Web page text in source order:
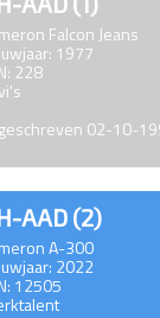
Falcon Jeans
1977
228
02-10-
AAD (2)
A-300
2022
12505